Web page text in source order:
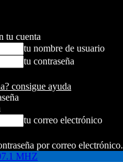
tu cuenta
tu nombre de usuario
tu contraseña
consigue ayuda
tu correo electrónico
por correo electrónico.
MHZ